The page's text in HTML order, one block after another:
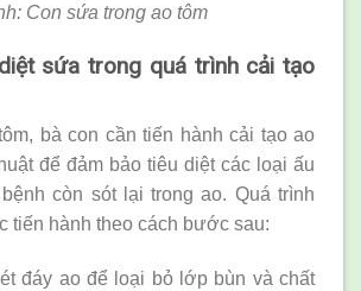
Con sứa trong ao tôm
sứa trong quá trình cải tạo
bà con cần tiến hành cải tạo ao
để đảm bảo tiêu diệt các loại ấu
còn sót lại trong ao. Quá trình
tiến hành theo cách bước sau:
đáy ao để loại bỏ lớp bùn và chất